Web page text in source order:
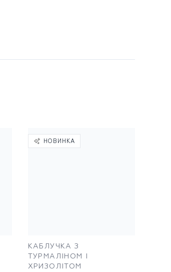
НОВИНКА
КАБЛУЧКА З
ТУРМАЛІНОМ І
ХРИЗОЛІТОМ